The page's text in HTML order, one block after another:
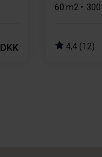
60 m2
4,4 (12)